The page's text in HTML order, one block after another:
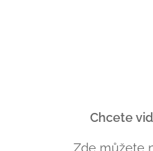
Chcete